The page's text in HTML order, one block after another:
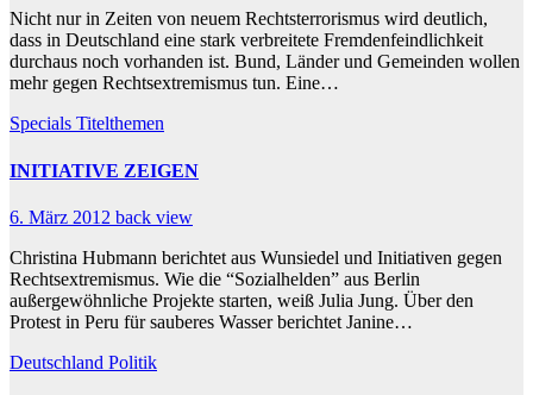
Nicht nur in Zeiten von neuem Rechtsterrorismus wird deutlich,
dass in Deutschland eine stark verbreitete Fremdenfeindlichkeit
durchaus noch vorhanden ist. Bund, Länder und Gemeinden wollen
mehr gegen Rechtsextremismus tun. Eine…
Specials Titelthemen
INITIATIVE ZEIGEN
6. März 2012 back view
Christina Hubmann berichtet aus Wunsiedel und Initiativen gegen
Rechtsextremismus. Wie die “Sozialhelden” aus Berlin
außergewöhnliche Projekte starten, weiß Julia Jung. Über den
Protest in Peru für sauberes Wasser berichtet Janine…
Deutschland Politik